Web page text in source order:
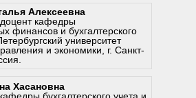
в финансах и
сфере.
учет и отчетность в
аналитика и
рисками.
и регулирование в
Алексеевна
доцент кафедры
финансов и бухгалтерского
университет
и экономики, г. Санкт-
Хасановна